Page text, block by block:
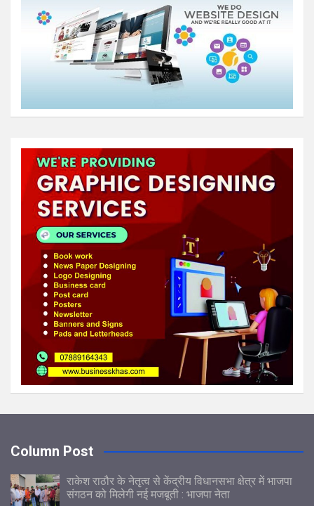
Column Post
राकेश राठौर के नेतृत्व से केंद्रीय विधानसभा क्षेत्र में भाजपा
संगठन को मिलेगी नई मजबूती : भाजपा नेता